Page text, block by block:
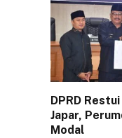
DPRD
Japar,
Modal